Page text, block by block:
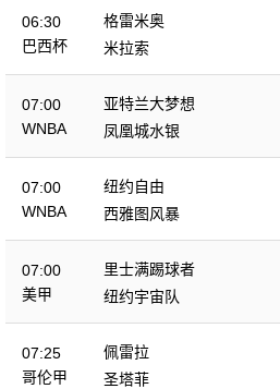
06:30
巴西杯
格雷米奥
米拉索
07:00
WNBA
亚特兰大梦想
凤凰城水银
07:00
WNBA
纽约自由
西雅图风暴
07:00
美甲
里士满踢球者
纽约宇宙队
07:25
哥伦甲
佩雷拉
圣塔菲